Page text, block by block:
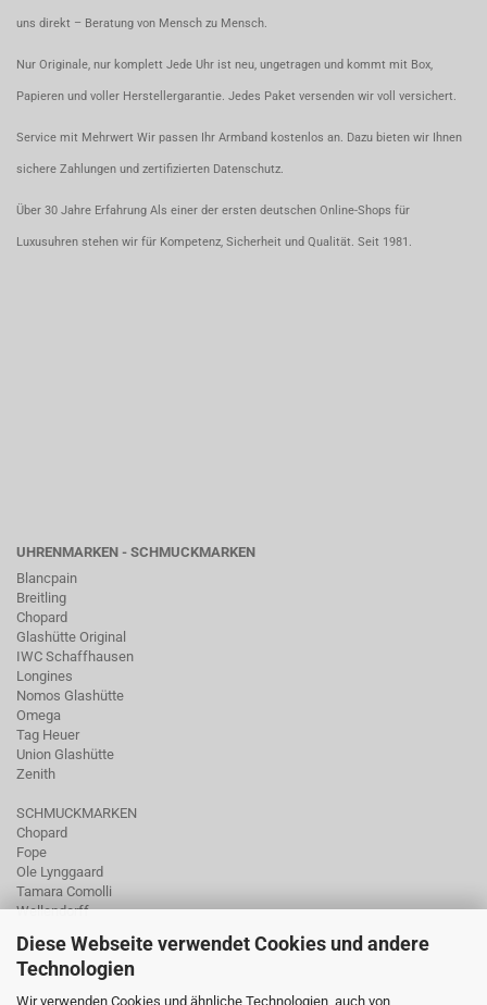
Diese Webseite verwendet Cookies und andere
Technologien
Wir verwenden Cookies und ähnliche Technologien, auch von
uns direkt – Beratung von Mensch zu Mensch.
Nur Originale, nur komplett Jede Uhr ist neu, ungetragen und kommt mit Box,
Papieren und voller Herstellergarantie. Jedes Paket versenden wir voll versichert.
Service mit Mehrwert Wir passen Ihr Armband kostenlos an. Dazu bieten wir Ihnen
sichere Zahlungen und zertifizierten Datenschutz.
Über 30 Jahre Erfahrung Als einer der ersten deutschen Online-Shops für
Luxusuhren stehen wir für Kompetenz, Sicherheit und Qualität. Seit 1981.
UHRENMARKEN - SCHMUCKMARKEN
Blancpain
Breitling
Chopard
Glashütte Original
IWC Schaffhausen
Longines
Nomos Glashütte
Omega
Tag Heuer
Union Glashütte
Zenith
SCHMUCKMARKEN
Chopard
Fope
Ole Lynggaard
Tamara Comolli
Wellendorff